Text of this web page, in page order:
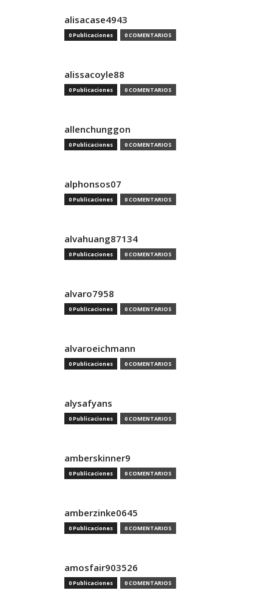
alisacase4943
0 Publicaciones 0 COMENTARIOS
alissacoyle88
0 Publicaciones 0 COMENTARIOS
allenchunggon
0 Publicaciones 0 COMENTARIOS
alphonsos07
0 Publicaciones 0 COMENTARIOS
alvahuang87134
0 Publicaciones 0 COMENTARIOS
alvaro7958
0 Publicaciones 0 COMENTARIOS
alvaroeichmann
0 Publicaciones 0 COMENTARIOS
alysafyans
0 Publicaciones 0 COMENTARIOS
amberskinner9
0 Publicaciones 0 COMENTARIOS
amberzinke0645
0 Publicaciones 0 COMENTARIOS
amosfair903526
0 Publicaciones 0 COMENTARIOS